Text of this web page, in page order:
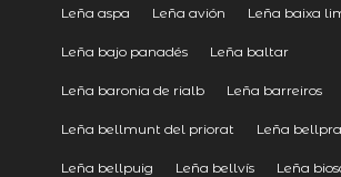
Leña aspa Leña avión Leña baixa
Leña bajo panadés Leña baltar
Leña baronia de rialb Leña barreiros
Leña bellmunt del priorat Leña
Leña bellpuig Leña bellvís Leña